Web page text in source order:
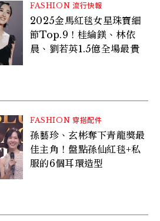
FASHION 流行快報
2025金馬紅毯女星珠寶細
節Top.9！桂綸鎂、林依
晨、劉若英1.5億全場最貴
FASHION 穿搭配件
孫藝珍、玄彬奪下青龍獎最
佳主角！盤點孫仙紅毯+私
服的6個耳環造型